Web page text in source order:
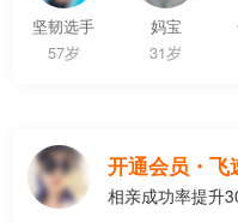
坚韧选手
57岁
妈宝
31岁
开通会员・飞
相亲成功率提升